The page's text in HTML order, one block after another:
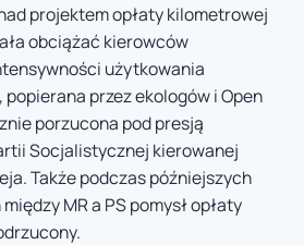
projektem opłaty kilometrowej
obciążać kierowców
użytkowania
przez ekologów i Open
porzucona pod presją
Socjalistycznej kierowanej
Także podczas późniejszych
MR a PS pomysł opłaty